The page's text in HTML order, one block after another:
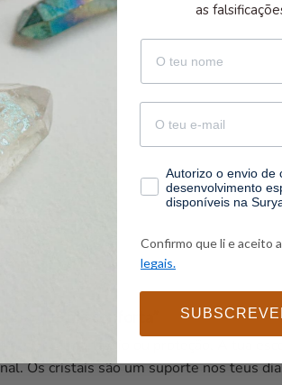
a
não
Os cristais são um suporte nos teus
as
nome
email
consentimento
Autorizo o envio de
desenvolvimento
disponíveis na
Confirmo que li e aceito a
legais.